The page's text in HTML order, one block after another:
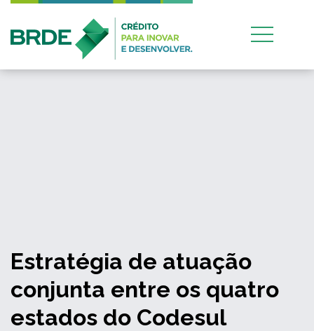
Estratégia de atuação
conjunta entre os quatro
estados do Codesul